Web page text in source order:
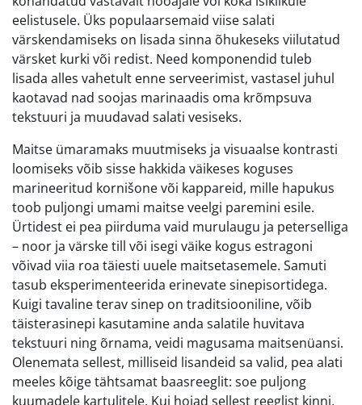
eelistusele. Üks populaarsemaid viise salati
värskendamiseks on lisada sinna õhukeseks viilutatud
värsket kurki või redist. Need komponendid tuleb
lisada alles vahetult enne serveerimist, vastasel juhul
kaotavad nad soojas marinaadis oma krõmpsuva
tekstuuri ja muudavad salati vesiseks.
Maitse ümaramaks muutmiseks ja visuaalse kontrasti
loomiseks võib sisse hakkida väikeses koguses
marineeritud kornišone või kappareid, mille hapukus
toob puljongi umami maitse veelgi paremini esile.
Ürtidest ei pea piirduma vaid murulaugu ja peterselliga
– noor ja värske till või isegi väike kogus estragoni
võivad viia roa täiesti uuele maitsetasemele. Samuti
tasub eksperimenteerida erinevate sinepisortidega.
Kuigi tavaline terav sinep on traditsiooniline, võib
täisterasinepi kasutamine anda salatile huvitava
tekstuuri ning õrnama, veidi magusama maitsenüansi.
Olenemata sellest, milliseid lisandeid sa valid, pea alati
meeles kõige tähtsamat baasreeglit: soe puljong
kuumadele kartulitele. Kui hoiad sellest reeglist kinni,